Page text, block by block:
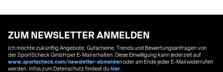
ZUM NEWSLETTER ANMELDEN
Ich möchte zukünftig Angebote, Gutscheine, Trends und Bewertungsanfragen von
der SportScheck GmbH per E-Mail erhalten. Diese Einwilligung kann jederzeit auf
www.sportscheck.com/newsletter-abmeldenoder am Ende jeder E-Mail widerrufen
werden. Infos zum Datenschutz findest duhier